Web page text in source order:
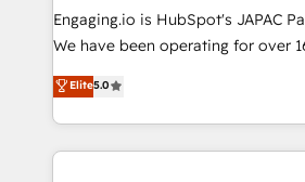
contratar e pagar a HubSpot em
fiscal no Brasil e gerar economia
Oferecemos ainda agentes de IA
HubSpot que automatizam
Engaging.io is HubSpot's JAPAC
We have been operating for over
one of HubSpot's most
capable Agency Partners globally. We specialise in
complex CRM migrations,
integrations, custom CMS portal
Elite5.0